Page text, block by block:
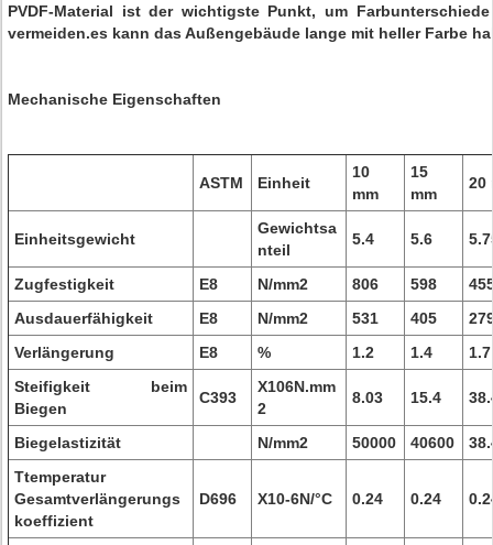
PVDF-Material ist der wichtigste Punkt, um
vermeiden.es kann das Außengebäude lange mit heller Farbe
Mechanische Eigenschaften
ASTM Einheit
10
mm
15
mm
20
Einheitsgewicht
Gewichtsa
nteil
5.4 5.6
Zugfestigkeit E8 N/mm2 806 598
Ausdauerfähigkeit
E8 N/mm2 531 405
Verlängerung
E8 % 1.2 1.4
1.7
Steifigkeit beim
Biegen
C393
X106N.mm
2
8.03 15.4
Biegelastizität N/mm2 50000 40600
Ttemperatur
Gesamtverlängerungs
koeffizient
D696 X10-6N/°C 0.24 0.24